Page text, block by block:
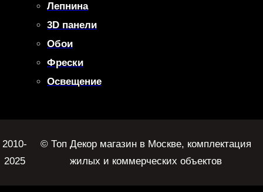
Лепнина
3D панели
Обои
Фрески
Освещение
2010-
2025
© Топ Декор магазин в Москве, комплектация
жилых и коммерческих объектов